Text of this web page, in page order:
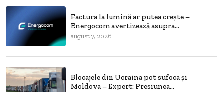
Factura la lumină ar putea crește –
Energocom avertizează asupra...
august 7, 2026
Blocajele din Ucraina pot sufoca și
Moldova – Expert: Presiunea...